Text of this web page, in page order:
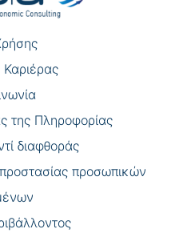
Καριέρας
της Πληροφορίας
διαφθοράς
προσωπικών